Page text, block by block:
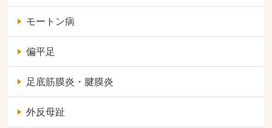
モートン病
偏平足
足底筋膜炎・腱膜炎
外反母趾